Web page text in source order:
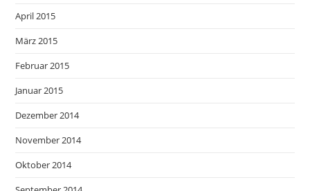
April 2015
März 2015
Februar 2015
Januar 2015
Dezember 2014
November 2014
Oktober 2014